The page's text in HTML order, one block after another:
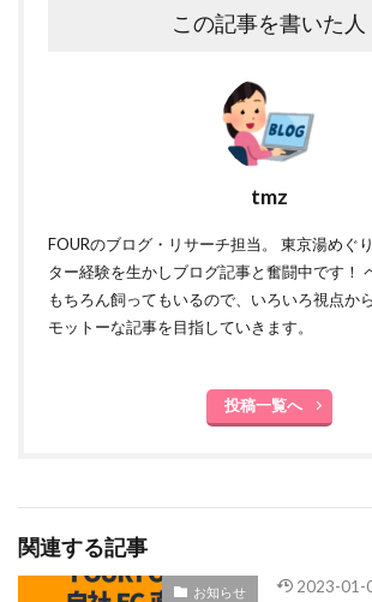
この記事を書いた人
tmz
FOURのブログ・リサーチ担当。 東京湯めぐ
ター経験を生かしブログ記事と奮闘中です！
もちろん飼ってもいるので、いろいろ視点か
モットーな記事を目指していきます。
投稿一覧へ
関連する記事
お知らせ 2023-01-